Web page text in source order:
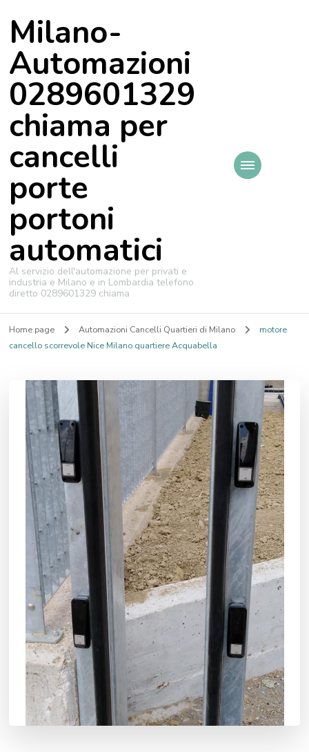
Milano-
Automazioni
0289601329
chiama per
cancelli
porte
portoni
automatici
Al servizio dell'automazione per privati e
industria e Milano e in Lombardia telefono
diretto 0289601329 chiama
Home page Automazioni Cancelli Quartieri di Milano
motore
cancello scorrevole Nice Milano quartiere Acquabella